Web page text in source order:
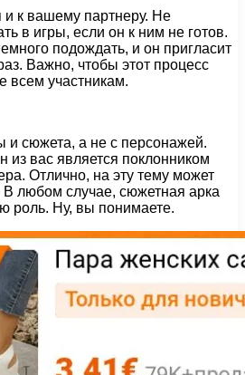
и к вашему партнеру. Не
в игры, если он к ним не готов.
подождать, и он пригласит
Важно, чтобы этот процесс
всем участникам.
и сюжета, а не с персонажей.
из вас является поклонником
Отлично, на эту тему может
В любом случае, сюжетная арка
роль. Ну, вы понимаете.